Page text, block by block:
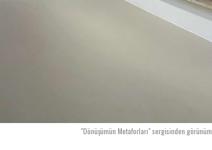
"Dönüşümün Metaforları" sergisinden görünüm